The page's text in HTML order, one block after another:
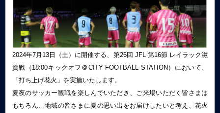
2024年7月13日（土）に開催する、第26回 JFL 第16節 レイラック滋
賀戦（18:00キックオフ＠CITY FOOTBALL STATION）において、
「打ち上げ花火」を実施いたします。
夏夜のサッカー観戦を楽しんでいただき、ご来場いただく皆さまは
もちろん、地域の皆さまに夏の思い出をお届けしたいと考え、花火